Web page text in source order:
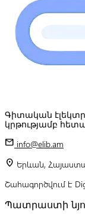
Գիտական
կրթությամբ
mail info@elib.am
location_on Երևան,
Շահագործվում է
Պատրաստի